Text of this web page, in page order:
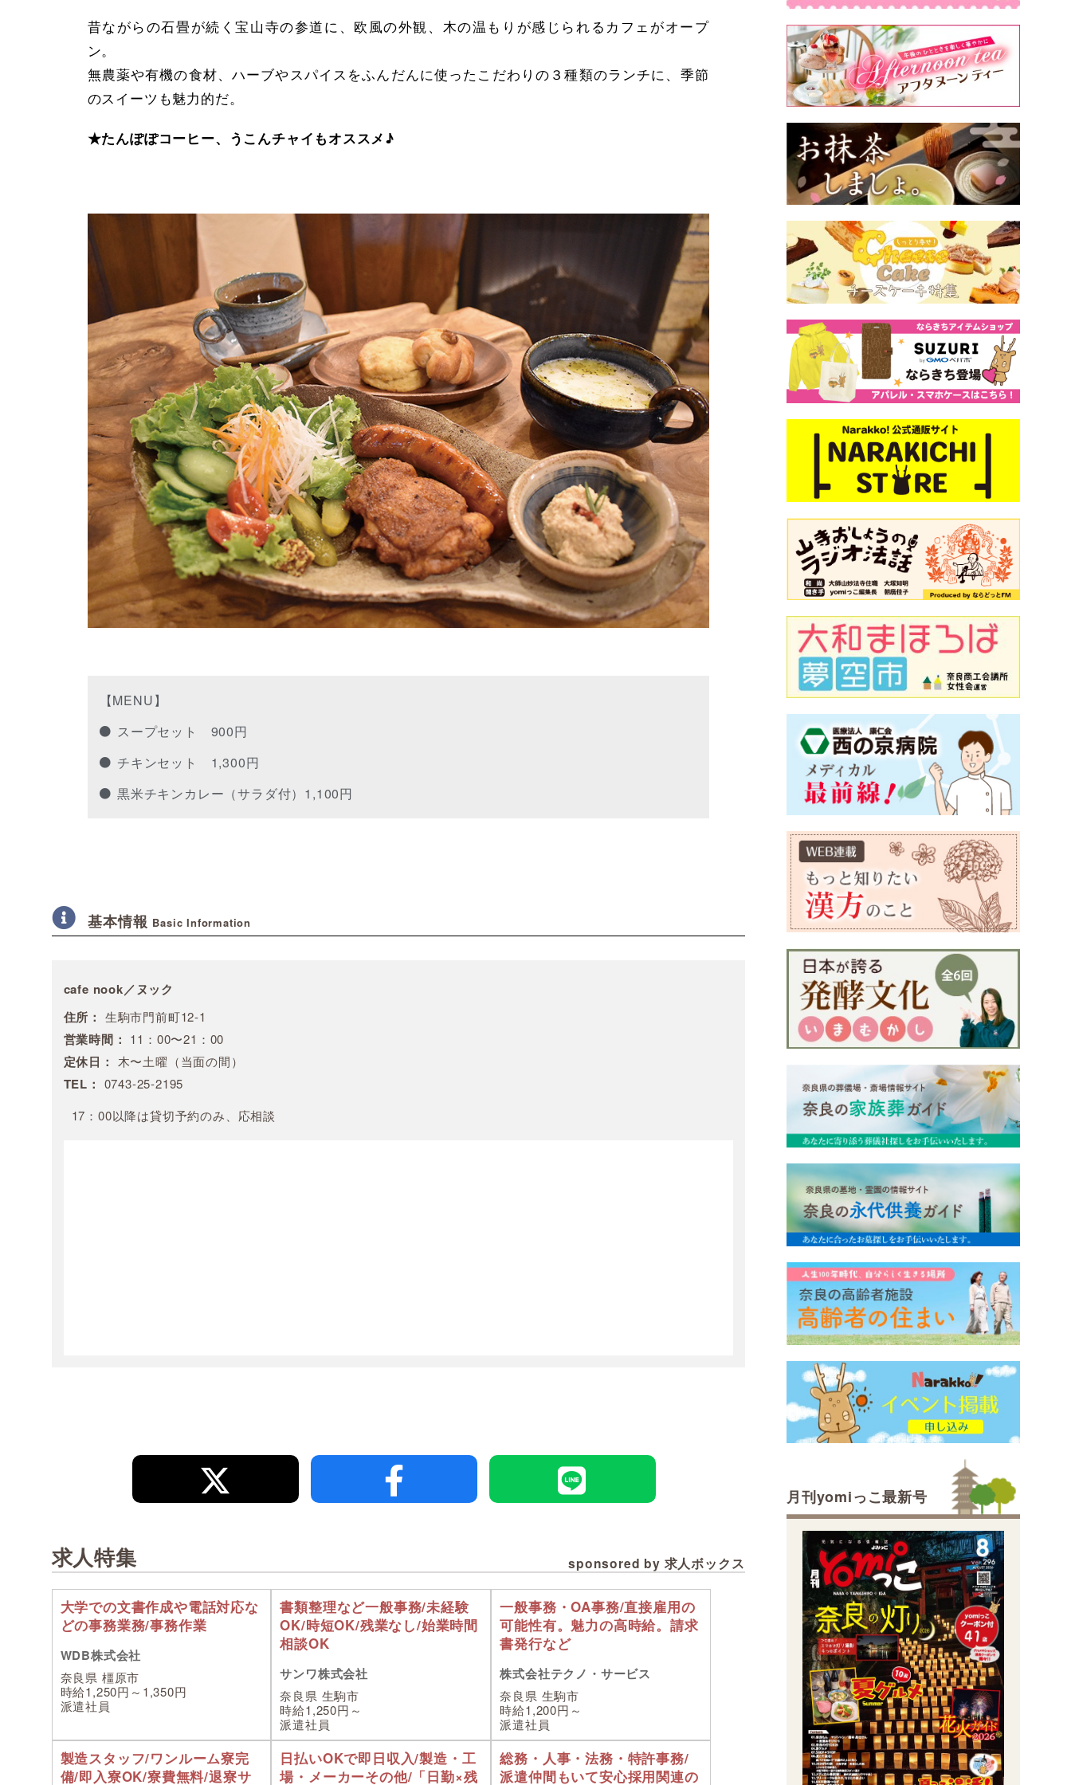
昔ながらの石畳が続く宝山寺の参道に、欧風の外観、木の温もりが感じられるカフェがオープ
ン。
無農薬や有機の食材、ハーブやスパイスをふんだんに使ったこだわりの３種類のランチに、季節
のスイーツも魅力的だ。
★たんぽぽコーヒー、うこんチャイもオススメ♪
【MENU】
スープセット 900円
チキンセット 1,300円
黒米チキンカレー（サラダ付）1,100円
基本情報 Basic Information
cafe nook／ヌック
住所： 生駒市門前町12-1
営業時間： 11：00〜21：00
定休日： 木〜土曜（当面の間）
TEL： 0743-25-2195
17：00以降は貸切予約のみ、応相談
求人特集 sponsored by 求人ボックス
大学での文書作成や電話対応な
どの事務業務/事務作業
WDB株式会社
奈良県 橿原市
時給1,250円～1,350円
派遣社員
書類整理など一般事務/未経験
OK/時短OK/残業なし/始業時間
相談OK
サンワ株式会社
奈良県 生駒市
時給1,250円～
派遣社員
一般事務・OA事務/直接雇用の
可能性有。魅力の高時給。請求
書発行など
株式会社テクノ・サービス
奈良県 生駒市
時給1,200円～
派遣社員
製造スタッフ/ワンルーム寮完
備/即入寮OK/寮費無料/退寮サ
日払いOKで即日収入/製造・工
場・メーカーその他/「日勤×残
総務・人事・法務・特許事務/
派遣仲間もいて安心採用関連の
月刊yomiっこ最新号